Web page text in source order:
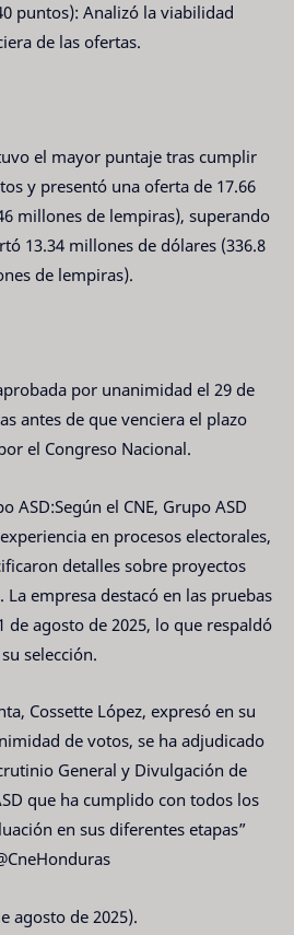
puntos): Analizó la viabilidad
de las ofertas.
el mayor puntaje tras cumplir
y presentó una oferta de 17.66
millones de lempiras), superando
13.34 millones de dólares (336.8
de lempiras).
por unanimidad el 29 de
antes de que venciera el plazo
el Congreso Nacional.
ASD:Según el CNE, Grupo ASD
en procesos electorales,
detalles sobre proyectos
empresa destacó en las pruebas
de agosto de 2025, lo que respaldó
su selección.
Cossette López, expresó en su
de votos, se ha adjudicado
General y Divulgación de
que ha cumplido con todos los
en sus diferentes etapas”
agosto de 2025).